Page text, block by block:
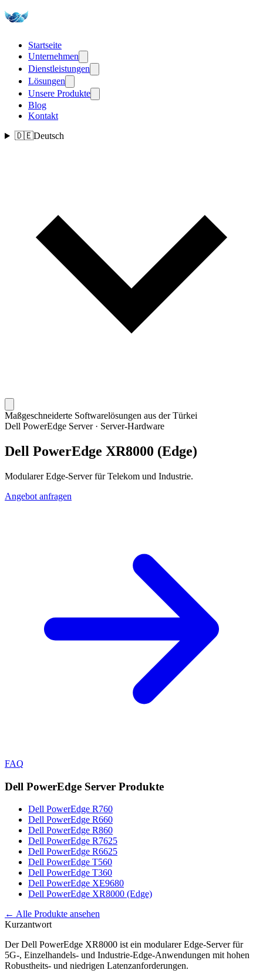
Startseite
Unternehmen
Dienstleistungen
Lösungen
Unsere Produkte
Blog
Kontakt
🇩🇪Deutsch
Maßgeschneiderte Softwarelösungen aus der Türkei
Dell PowerEdge Server· Server-Hardware
Dell PowerEdge XR8000 (Edge)
Modularer Edge-Server für Telekom und Industrie.
Angebot anfragen
FAQ
Dell PowerEdge Server Produkte
Dell PowerEdge R760
Dell PowerEdge R660
Dell PowerEdge R860
Dell PowerEdge R7625
Dell PowerEdge R6625
Dell PowerEdge T560
Dell PowerEdge T360
Dell PowerEdge XE9680
Dell PowerEdge XR8000 (Edge)
← Alle Produkte ansehen
Kurzantwort
Der Dell PowerEdge XR8000 ist ein modularer Edge-Server für
5G-, Einzelhandels- und Industrie-Edge-Anwendungen mit hohen
Robustheits- und niedrigen Latenzanforderungen.